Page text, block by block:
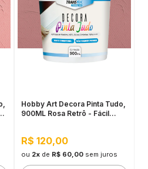
Hobby Art Decora Pinta Tudo,
900ML Rosa Retrô - Fácil
R$ 120,00
ou 2xde R$ 60,00 sem juros